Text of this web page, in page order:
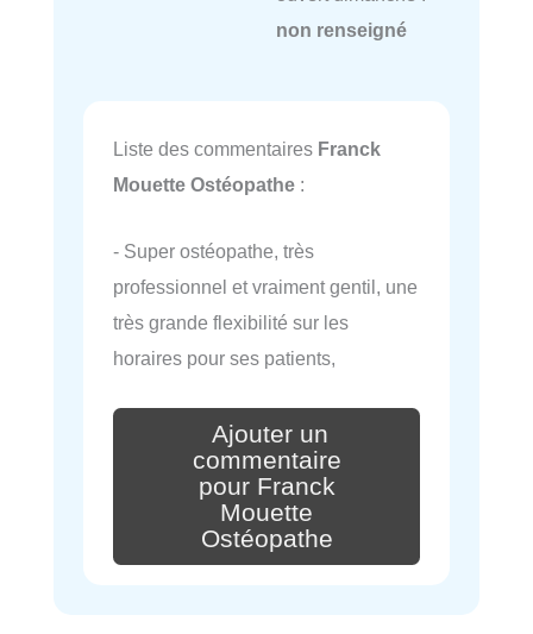
non renseigné
Liste des commentaires Franck
Mouette Ostéopathe :
- Super ostéopathe, très
professionnel et vraiment gentil, une
très grande flexibilité sur les
horaires pour ses patients,
Ajouter un
commentaire
pour Franck
Mouette
Ostéopathe